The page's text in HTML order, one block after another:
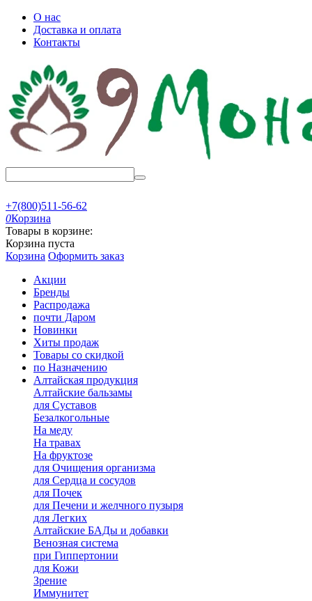
О нас
Доставка и оплата
Контакты
+7(800)511-56-62
0Корзина
Товары в корзине:
Корзина пуста
Корзина Оформить заказ
Акции
Бренды
Распродажа
почти Даром
Новинки
Хиты продаж
Товары со скидкой
по Назначению
Алтайская продукция
Алтайские бальзамы
для Суставов
Безалкогольные
На меду
На травах
На фруктозе
для Очищения организма
для Сердца и сосудов
для Почек
для Печени и желчного пузыря
для Легких
Алтайские БАДы и добавки
Венозная система
при Гиппертонии
для Кожи
Зрение
Иммунитет